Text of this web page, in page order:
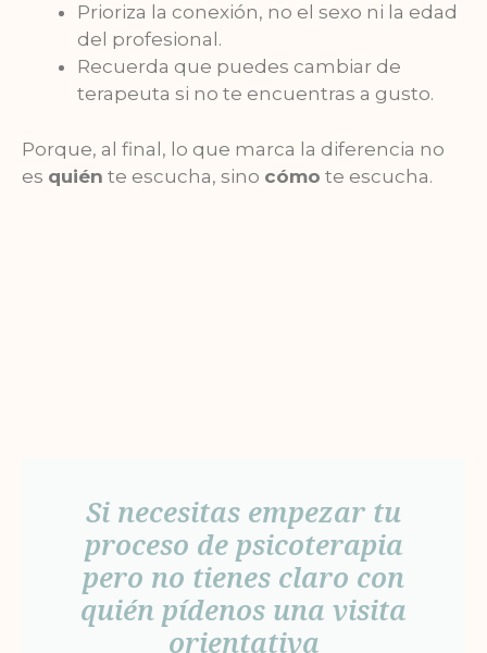
Prioriza la conexión, no el sexo ni la edad
del profesional.
Recuerda que puedes cambiar de
terapeuta si no te encuentras a gusto.
Porque, al final, lo que marca la diferencia no
es quién te escucha, sino cómo te escucha.
Si necesitas empezar tu
proceso de psicoterapia
pero no tienes claro con
quién pídenos una visita
orientativa